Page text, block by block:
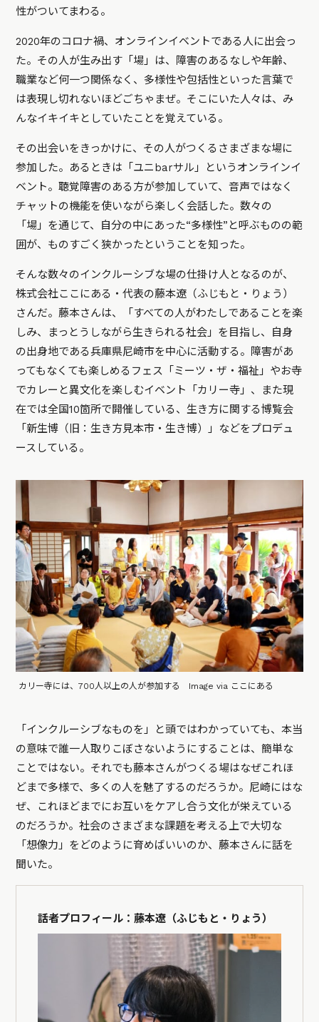
性がついてまわる。
2020年のコロナ禍、オンラインイベントである人に出会っ
た。その人が生み出す「場」は、障害のあるなしや年齢、
職業など何一つ関係なく、多様性や包括性といった言葉で
は表現し切れないほどごちゃまぜ。そこにいた人々は、み
んなイキイキとしていたことを覚えている。
その出会いをきっかけに、その人がつくるさまざまな場に
参加した。あるときは「ユニbarサル」というオンラインイ
ベント。聴覚障害のある方が参加していて、音声ではなく
チャットの機能を使いながら楽しく会話した。数々の
「場」を通じて、自分の中にあった“多様性”と呼ぶものの範
囲が、ものすごく狭かったということを知った。
そんな数々のインクルーシブな場の仕掛け人となるのが、
株式会社ここにある・代表の藤本遼（ふじもと・りょう）
さんだ。藤本さんは、「すべての人がわたしであることを楽
しみ、まっとうしながら生きられる社会」を目指し、自身
の出身地である兵庫県尼崎市を中心に活動する。障害があ
ってもなくても楽しめるフェス「ミーツ・ザ・福祉」やお寺
でカレーと異文化を楽しむイベント「カリー寺」、また現
在では全国10箇所で開催している、生き方に関する博覧会
「新生博（旧：生き方見本市・生き博）」などをプロデュ
ースしている。
カリー寺には、700人以上の人が参加する Image via ここにある
「インクルーシブなものを」と頭ではわかっていても、本当
の意味で誰一人取りこぼさないようにすることは、簡単な
ことではない。それでも藤本さんがつくる場はなぜこれほ
どまで多様で、多くの人を魅了するのだろうか。尼崎にはな
ぜ、これほどまでにお互いをケアし合う文化が栄えている
のだろうか。社会のさまざまな課題を考える上で大切な
「想像力」をどのように育めばいいのか、藤本さんに話を
聞いた。
話者プロフィール：藤本遼（ふじもと・りょう）